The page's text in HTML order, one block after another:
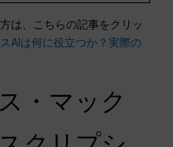
は、こちらの記事をクリッ
AIは何に役立つか？実際の
・マック